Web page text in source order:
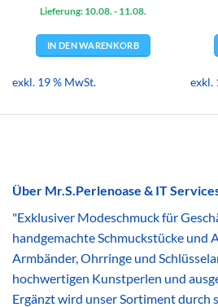
Lieferung: 10.08. - 11.08.
IN DEN WARENKORB
exkl. 19 % MwSt. exkl.
Über Mr.S.Perlenoase & IT
"Exklusiver Modeschmuck für
handgemachte Schmuckstücke und
Armbänder, Ohrringe und
hochwertigen Kunstperlen und
Ergänzt wird unser Sortiment durch